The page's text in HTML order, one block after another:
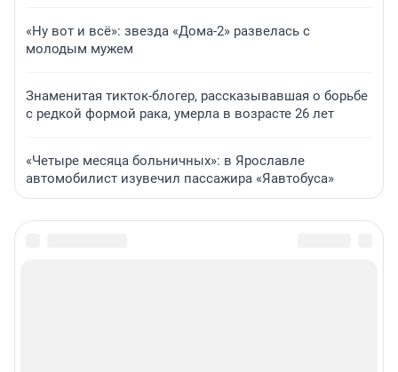
«Ну вот и всё»: звезда «Дома-2» развелась с
молодым мужем
Знаменитая тикток-блогер, рассказывавшая о борьбе
с редкой формой рака, умерла в возрасте 26 лет
«Четыре месяца больничных»: в Ярославле
автомобилист изувечил пассажира «Яавтобуса»